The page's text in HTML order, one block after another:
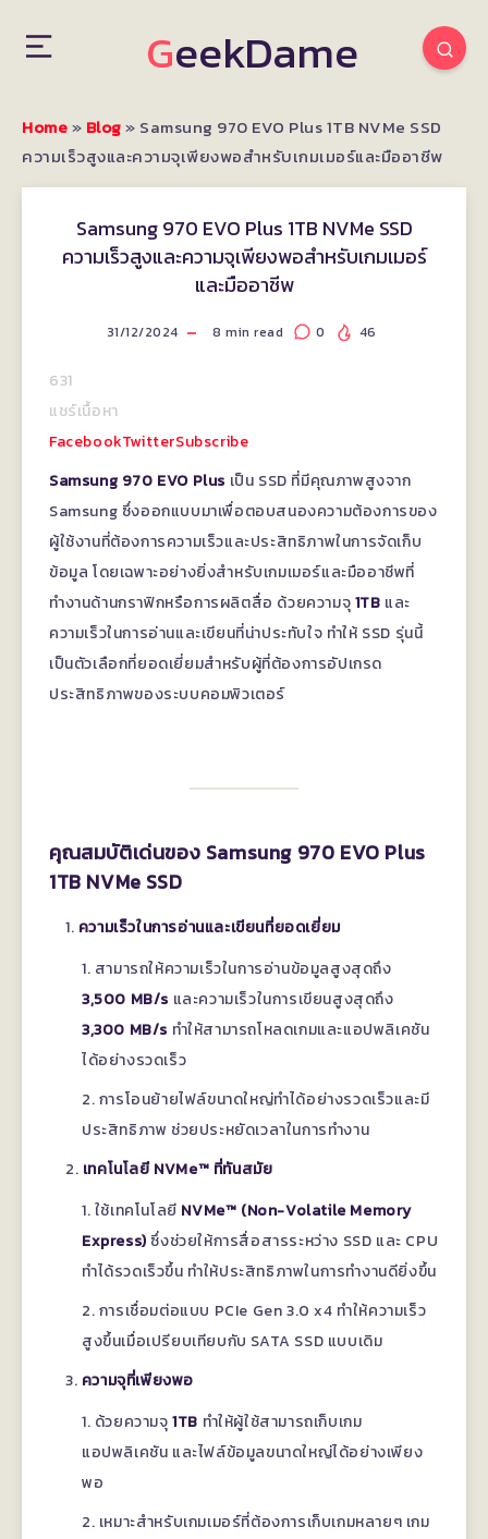
GeekDame
Home» Blog» Samsung 970 EVO Plus 1TB NVMe SSD
ความเร็วสูงและความจุเพียงพอสำหรับเกมเมอร์และมืออาชีพ
Samsung 970 EVO Plus 1TB NVMe SSD
ความเร็วสูงและความจุเพียงพอสำหรับเกมเมอร์
และมืออาชีพ
31/12/2024 8 min read 0 46
631
แชร์เนื้อหา
FacebookTwitterSubscribe
Samsung 970 EVO Plus เป็น SSD ที่มีคุณภาพสูงจาก
Samsung ซึ่งออกแบบมาเพื่อตอบสนองความต้องการของ
ผู้ใช้งานที่ต้องการความเร็วและประสิทธิภาพในการจัดเก็บ
ข้อมูล โดยเฉพาะอย่างยิ่งสำหรับเกมเมอร์และมืออาชีพที่
ทำงานด้านกราฟิกหรือการผลิตสื่อ ด้วยความจุ1TB และ
ความเร็วในการอ่านและเขียนที่น่าประทับใจ ทำให้ SSD รุ่นนี้
เป็นตัวเลือกที่ยอดเยี่ยมสำหรับผู้ที่ต้องการอัปเกรด
ประสิทธิภาพของระบบคอมพิวเตอร์
คุณสมบัติเด่นของ Samsung 970 EVO Plus
1TB NVMe SSD
ความเร็วในการอ่านและเขียนที่ยอดเยี่ยม
สามารถให้ความเร็วในการอ่านข้อมูลสูงสุดถึง
3,500 MB/s และความเร็วในการเขียนสูงสุดถึง
3,300 MB/s ทำให้สามารถโหลดเกมและแอปพลิเคชัน
ได้อย่างรวดเร็ว
การโอนย้ายไฟล์ขนาดใหญ่ทำได้อย่างรวดเร็วและมี
ประสิทธิภาพ ช่วยประหยัดเวลาในการทำงาน
เทคโนโลยี NVMe™ ที่ทันสมัย
ใช้เทคโนโลยี NVMe™ (Non-Volatile Memory
Express) ซึ่งช่วยให้การสื่อสารระหว่าง SSD และ CPU
ทำได้รวดเร็วขึ้น ทำให้ประสิทธิภาพในการทำงานดียิ่งขึ้น
การเชื่อมต่อแบบ PCIe Gen 3.0 x4 ทำให้ความเร็ว
สูงขึ้นเมื่อเปรียบเทียบกับ SATA SSD แบบเดิม
ความจุที่เพียงพอ
ด้วยความจุ1TB ทำให้ผู้ใช้สามารถเก็บเกม
แอปพลิเคชัน และไฟล์ข้อมูลขนาดใหญ่ได้อย่างเพียง
พอ
เหมาะสำหรับเกมเมอร์ที่ต้องการเก็บเกมหลายๆ เกม